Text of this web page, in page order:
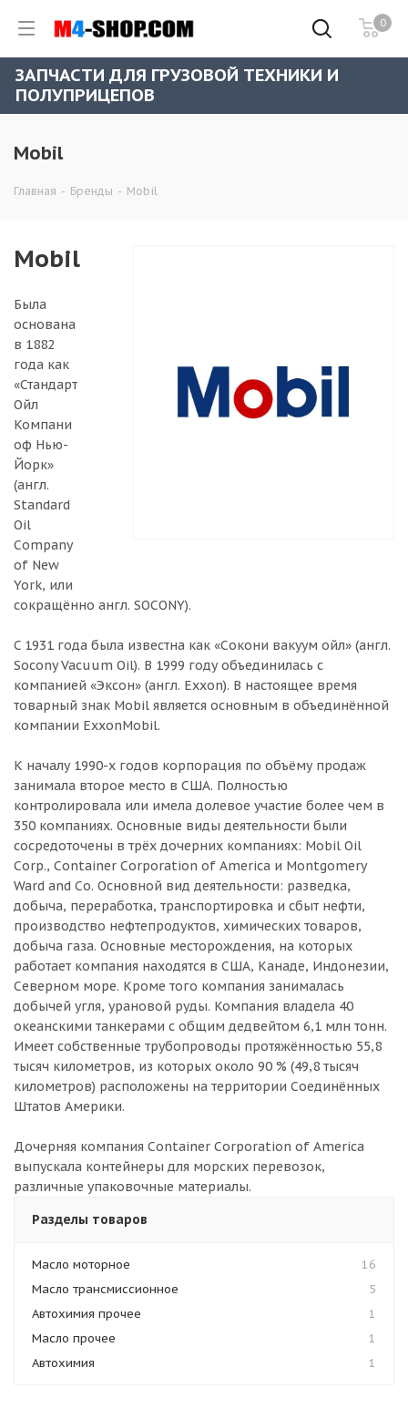
0
ЗАПЧАСТИ ДЛЯ ГРУЗОВОЙ ТЕХНИКИ И
ПОЛУПРИЦЕПОВ
Mobil
Главная - Бренды - Mobil
Mobil
Была
основана
в 1882
года как
«Стандарт
Ойл
Компани
оф Нью-
Йорк»
(англ.
Standard
Oil
Company
of New
York, или
сокращённо англ. SOCONY).
C 1931 года была известна как «Сокони вакуум ойл» (англ.
Socony Vacuum Oil). В 1999 году объединилась с
компанией «Эксон» (англ. Exxon). В настоящее время
товарный знак Mobil является основным в объединённой
компании ExxonMobil.
К началу 1990-х годов корпорация по объёму продаж
занимала второе место в США. Полностью
контролировала или имела долевое участие более чем в
350 компаниях. Основные виды деятельности были
сосредоточены в трёх дочерних компаниях: Mobil Oil
Corp., Container Corporation of America и Montgomery
Ward and Co. Основной вид деятельности: разведка,
добыча, переработка, транспортировка и сбыт нефти,
производство нефтепродуктов, химических товаров,
добыча газа. Основные месторождения, на которых
работает компания находятся в США, Канаде, Индонезии,
Северном море. Кроме того компания занималась
добычей угля, урановой руды. Компания владела 40
океанскими танкерами с общим дедвейтом 6,1 млн тонн.
Имеет собственные трубопроводы протяжённостью 55,8
тысяч километров, из которых около 90 % (49,8 тысяч
километров) расположены на территории Соединённых
Штатов Америки.
Дочерняя компания Container Corporation of America
выпускала контейнеры для морских перевозок,
различные упаковочные материалы.
Разделы товаров
Масло моторное
16
Масло трансмиссионное
5
Автохимия прочее
1
Масло прочее
1
Автохимия
1